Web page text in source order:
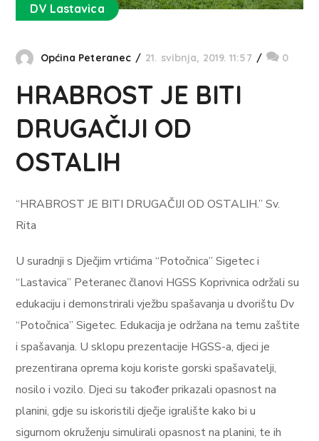
DV Lastavica
Općina Peteranec 21. svibnja, 2019. 11:57 0
HRABROST JE BITI
DRUGAČIJI OD
OSTALIH
“HRABROST JE BITI DRUGAČIJI OD OSTALIH.” Sv.
Rita
U suradnji s Dječjim vrtićima “Potočnica” Sigetec i
“Lastavica” Peteranec članovi HGSS Koprivnica održali su
edukaciju i demonstrirali vježbu spašavanja u dvorištu Dv
“Potočnica” Sigetec. Edukacija je održana na temu zaštite
i spašavanja. U sklopu prezentacije HGSS-a, djeci je
prezentirana oprema koju koriste gorski spašavatelji,
nosilo i vozilo. Djeci su također prikazali opasnost na
planini, gdje su iskoristili dječje igralište kako bi u
sigurnom okruženju simulirali opasnost na planini, te ih